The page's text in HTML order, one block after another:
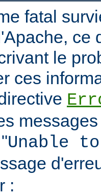
fatal
ce
le
ces
Unable
: